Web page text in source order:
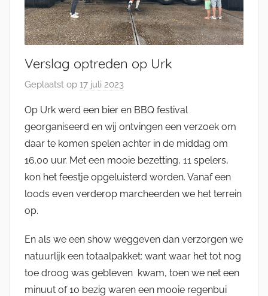
Verslag optreden op Urk
Geplaatst op 17 juli 2023
o
r
J
e
l
l
a
t
s
m
Op Urk werd een bier en BBQ festival
georganiseerd en wij ontvingen een verzoek om
daar te komen spelen achter in de middag om
16.00 uur. Met een mooie bezetting, 11 spelers,
kon het feestje opgeluisterd worden. Vanaf een
loods even verderop marcheerden we het terrein
op.
En als we een show weggeven dan verzorgen we
natuurlijk een totaalpakket: want waar het tot nog
toe droog was gebleven kwam, toen we net een
minuut of 10 bezig waren een mooie regenbui